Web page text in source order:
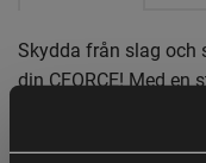
Skydda från slag och
din CFORCE! Med
plast mot skador